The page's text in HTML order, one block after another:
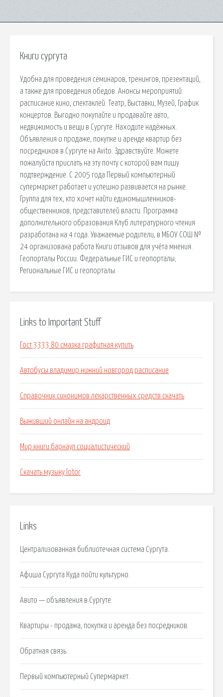
Книги сургута
Удобна для проведения семинаров, тренингов, презентаций,
а также для проведения обедов. Анонсы мероприятий:
расписание кино, спектаклей. Театр, Выставки, Музей, График
концертов. Выгодно покупайте и продавайте авто,
недвижимость и вещи в Сургуте. Находите надёжных.
Объявления о продаже, покупке и аренде квартир без
посредников в Сургуте на Avito. Здравствуйте. Можете
пожалуйста прислать на эту почту с которой вам пишу
подтверждение. С 2005 года Первый компьютерный
супермаркет работает и успешно развивается на рынке.
Группа для тех, кто хочет найти единомышленников-
общественников, представителей власти. Программа
дополнительного образования Клуб литературного чтения
разработана на 4 года. Уважаемые родители, в МБОУ СОШ №
24 организована работа Книги отзывов для учёта мнения.
Геопорталы России. Федеральные ГИС и геопорталы;
Региональные ГИС и геопорталы.
Links to Important Stuff
Гост 3333 80 смазка графитная купить
Автобусы владимир нижний новгород расписание
Справочник синонимов лекарственных средств скачать
Выживший онлайн на андроид
Мир книги барнаул социалистический
Скачать музыку lotor
Links
Централизованная библиотечная система Сургута.
Афиша Сургута Куда пойти культурно.
Авито — объявления в Сургуте.
Квартиры - продажа, покупка и аренда без посредников.
Обратная связь.
Первый компьютерный Супермаркет.